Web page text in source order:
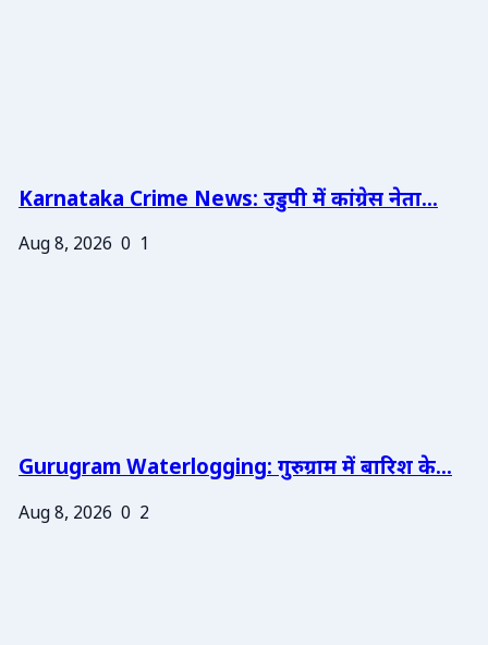
Karnataka Crime News: उडुपी में कांग्रेस नेता...
Aug 8, 2026 0 1
Gurugram Waterlogging: गुरुग्राम में बारिश के...
Aug 8, 2026 0 2